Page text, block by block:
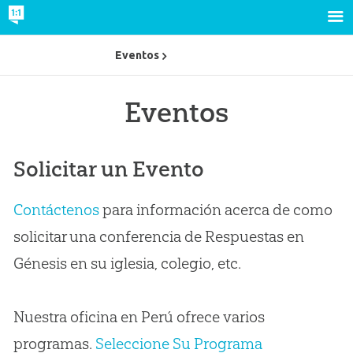
Eventos
Solicitar un Evento
Contáctenospara información acerca de como
solicitar una conferencia de Respuestas en
Génesis en su iglesia, colegio, etc.
Nuestra oficina en Perú ofrece varios
programas. Seleccione Su Programa
Eventos